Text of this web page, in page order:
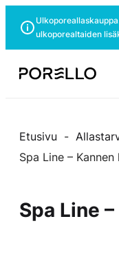
suoraanulkoporealtaiden
Porello
Etusivu -
Spa Line –
Spa Line